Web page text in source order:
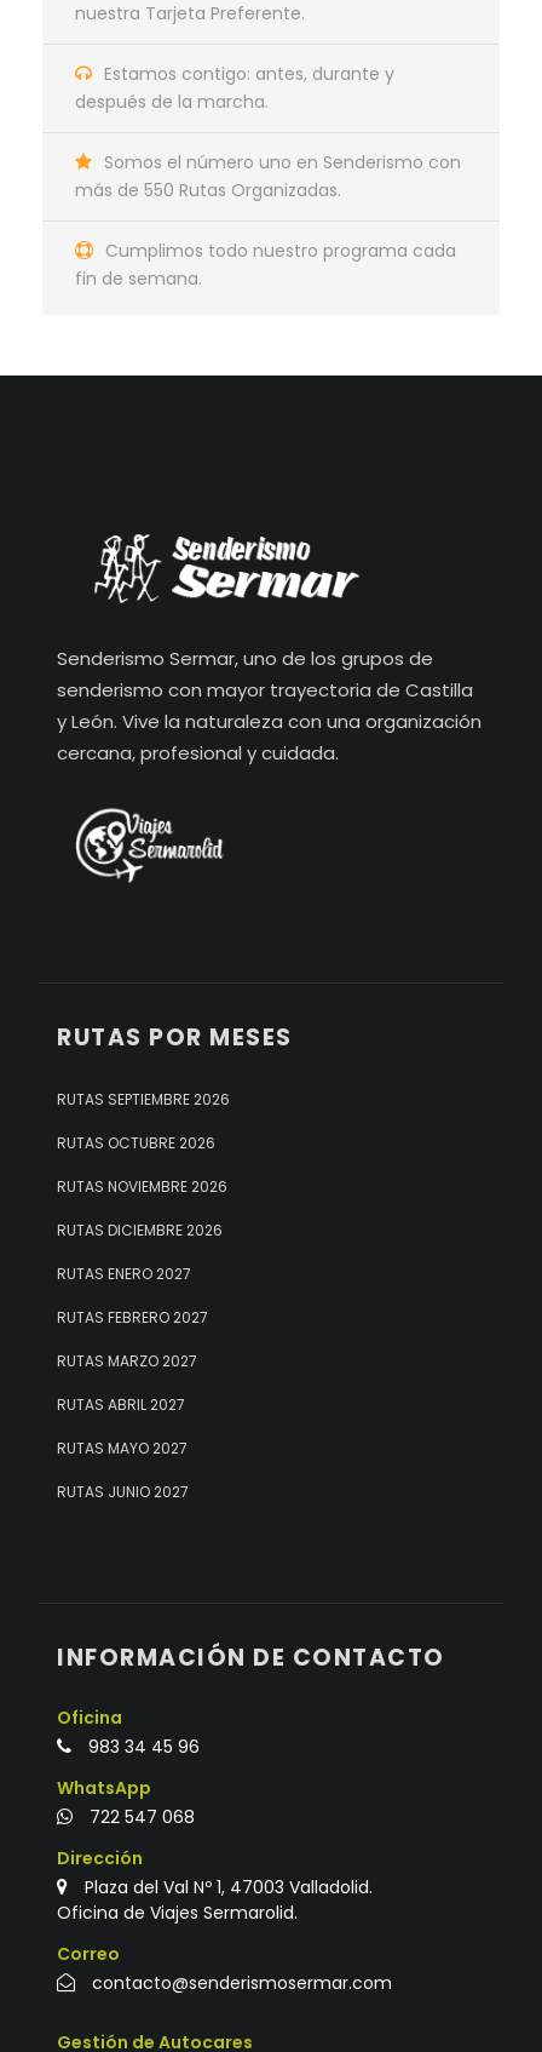
nuestra Tarjeta Preferente.
Estamos contigo: antes, durante y
después de la marcha.
Somos el número uno en Senderismo con
más de 550 Rutas Organizadas.
Cumplimos todo nuestro programa cada
fin de semana.
Senderismo Sermar, uno de los grupos de
senderismo con mayor trayectoria de Castilla
y León. Vive la naturaleza con una organización
cercana, profesional y cuidada.
RUTAS POR MESES
RUTAS SEPTIEMBRE 2026
RUTAS OCTUBRE 2026
RUTAS NOVIEMBRE 2026
RUTAS DICIEMBRE 2026
RUTAS ENERO 2027
RUTAS FEBRERO 2027
RUTAS MARZO 2027
RUTAS ABRIL 2027
RUTAS MAYO 2027
RUTAS JUNIO 2027
INFORMACIÓN DE CONTACTO
Oficina
983 34 45 96
WhatsApp
722 547 068
Dirección
Plaza del Val Nº 1, 47003 Valladolid.
Oficina de Viajes Sermarolid.
Correo
contacto@senderismosermar.com
Gestión de Autocares